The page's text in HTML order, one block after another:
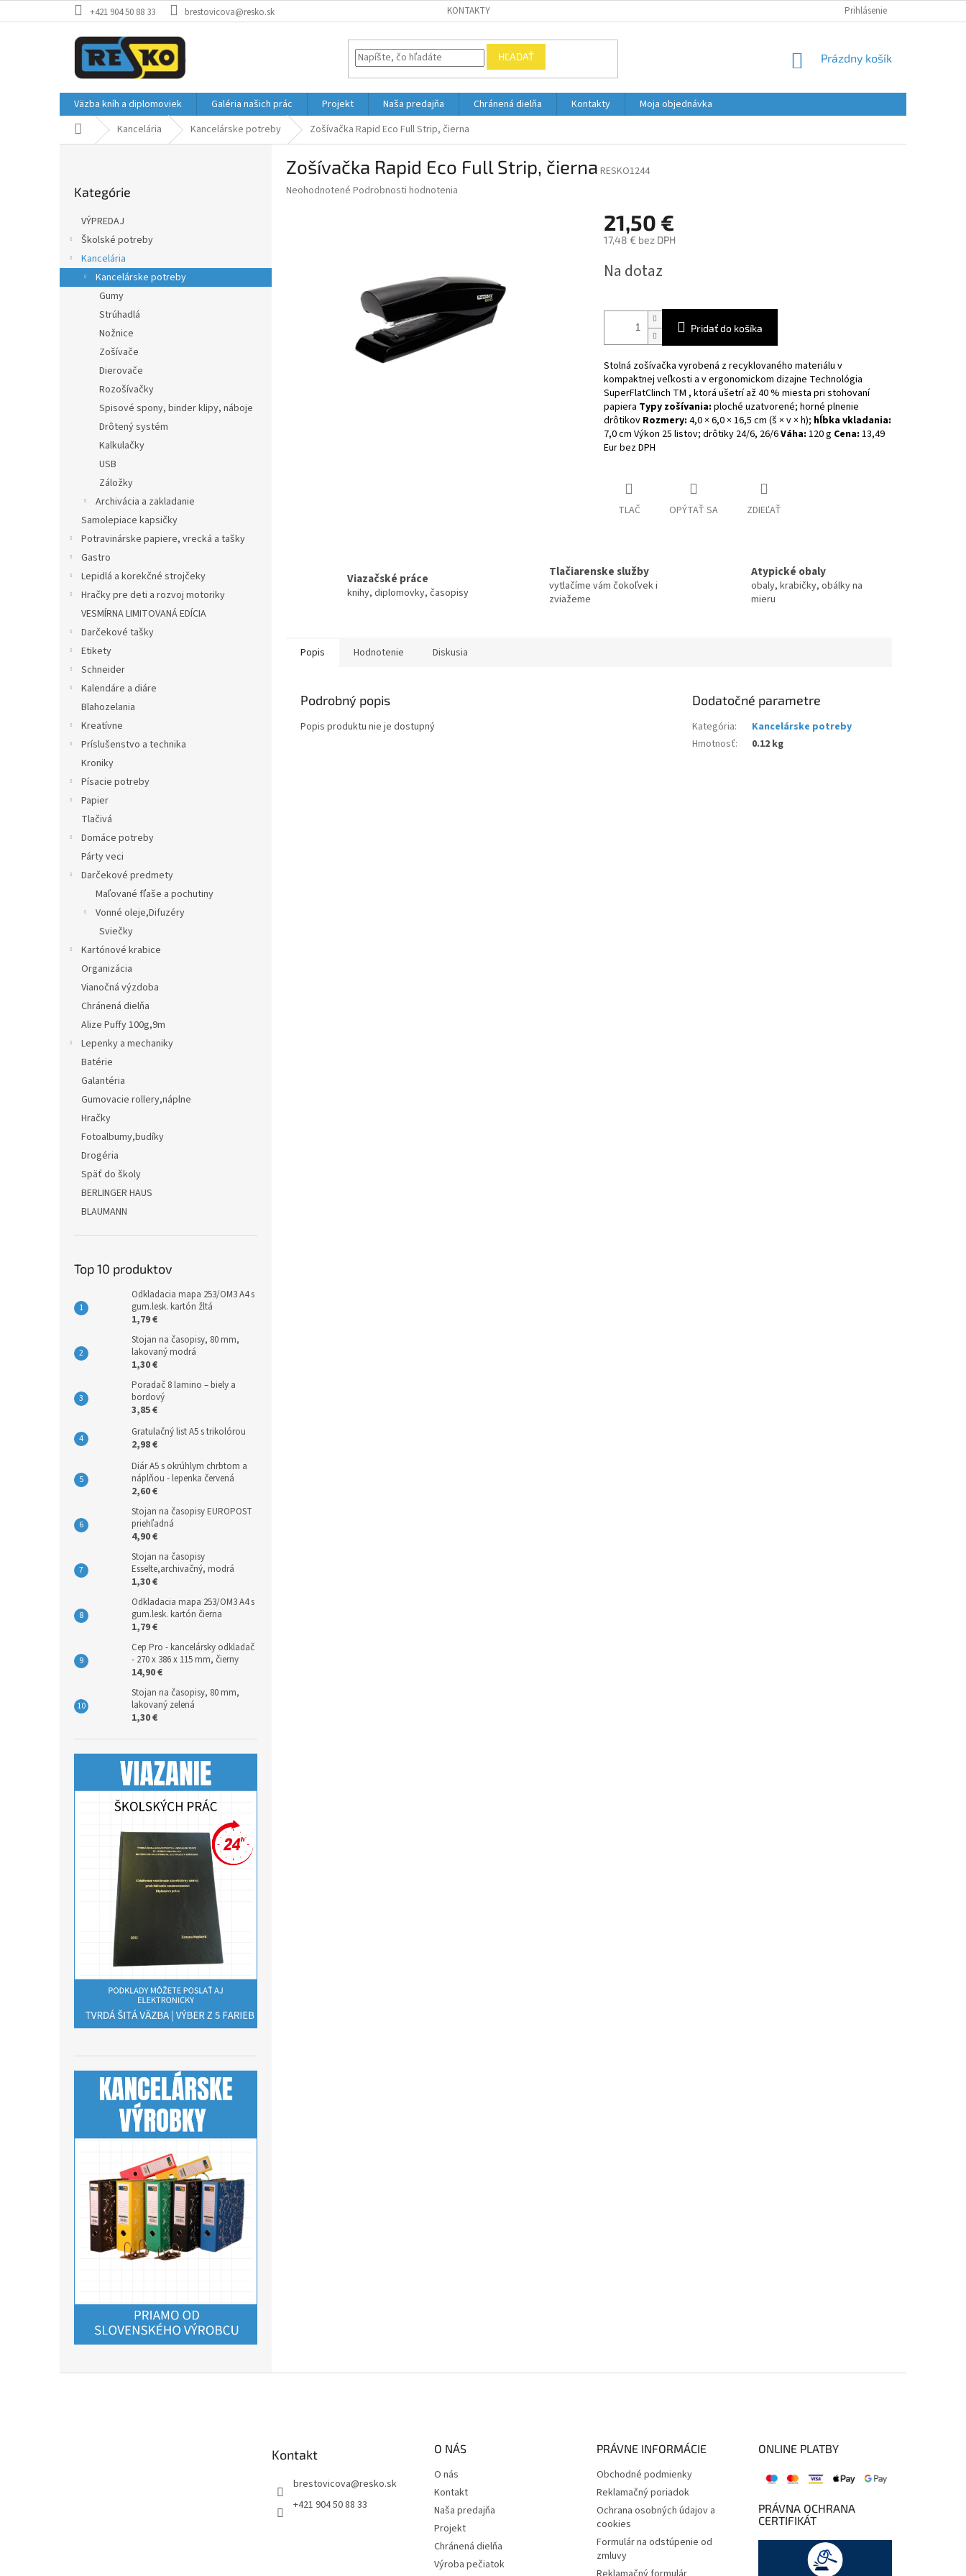
na
+421 904 50 88 33 brestovicova@resko.sk KONTAKTY Prihlásenie
HĽADAŤ
NÁKUPNÝ
Prázdny košík
Väzba kníh a diplomoviek Galéria našich prác Projekt Naša predajňa Chránená dielňa Kontakty
Moja objednávka
DomovKancelária Kancelárske potreby Zošívačka Rapid Eco Full Strip, čierna
kategórie
Kategórie
VÝPREDAJ
Školské potreby
Kancelária
Kancelárske potreby
Gumy
Strúhadlá
Nožnice
Zošívače
Dierovače
Rozošívačky
Spisové spony, binder klipy, náboje
Drôtený systém
Kalkulačky
USB
Záložky
Archivácia a zakladanie
Samolepiace kapsičky
Potravinárske papiere, vrecká a tašky
Gastro
Lepidlá a korekčné strojčeky
Hračky pre deti a rozvoj motoriky
VESMÍRNA LIMITOVANÁ EDÍCIA
Darčekové tašky
Etikety
Schneider
Kalendáre a diáre
Blahozelania
Kreatívne
Príslušenstvo a technika
Kroniky
Písacie potreby
Papier
Tlačivá
Domáce potreby
Párty veci
Darčekové predmety
Maľované fľaše a pochutiny
Vonné oleje,Difuzéry
Sviečky
Kartónové krabice
Organizácia
Vianočná výzdoba
Chránená dielňa
Alize Puffy 100g,9m
Lepenky a mechaniky
Batérie
Galantéria
Gumovacie rollery,náplne
Hračky
Fotoalbumy,budíky
Drogéria
Späť do školy
BERLINGER HAUS
BLAUMANN
Top 10 produktov
Odkladacia mapa 253/OM3 A4 s
gum.lesk. kartón žltá
1,79 €
Stojan na časopisy, 80 mm,
lakovaný modrá
1,30 €
Poradač 8 lamino – biely a
bordový
3,85 €
Gratulačný list A5 s trikolórou
2,98 €
Diár A5 s okrúhlym chrbtom a
náplňou - lepenka červená
2,60 €
Stojan na časopisy EUROPOST
priehľadná
4,90 €
Stojan na časopisy
Esselte,archivačný, modrá
1,30 €
Odkladacia mapa 253/OM3 A4 s
gum.lesk. kartón čierna
1,79 €
Cep Pro - kancelársky odkladač
- 270 x 386 x 115 mm, čierny
14,90 €
Stojan na časopisy, 80 mm,
lakovaný zelená
1,30 €
Zošívačka Rapid Eco Full Strip, čierna RESKO1244
Priemerné
Neohodnotené Podrobnosti hodnotenia
21,50 €
17,48 € bez DPH
cena:
Na dotaz
Pridať do košíka
Stolná zošívačka vyrobená z recyklovaného materiálu v
kompaktnej veľkosti a v ergonomickom dizajne Technológia
SuperFlatClinch TM , ktorá ušetrí až 40 % miesta pri stohovaní
papiera Typy zošívania: ploché uzatvorené; horné plnenie
drôtikov Rozmery: 4,0 × 6,0 × 16,5 cm (š × v × h); hĺbka vkladania:
7,0 cm Výkon 25 listov; drôtiky 24/6, 26/6Váha: 120 g Cena: 13,49
Eur bez DPH
TLAČ OPÝTAŤ SA ZDIEĽAŤ
Viazačské práce
knihy, diplomovky, časopisy
Tlačiarenske služby
vytlačíme vám čokoľvek i
zviažeme
Atypické obaly
obaly, krabičky, obálky na
mieru
Popis Hodnotenie Diskusia
Podrobný popis
Popis produktu nie je dostupný
Dodatočné parametre
Kategória:
Kancelárske potreby
Hmotnosť: 0.12 kg
Kontakt
brestovicova@resko.sk
+421 904 50 88 33
O NÁS
O nás
Kontakt
Naša predajňa
Projekt
Chránená dielňa
Výroba pečiatok
PRÁVNE INFORMÁCIE
Obchodné podmienky
Reklamačný poriadok
Ochrana osobných údajov a
cookies
Formulár na odstúpenie od
zmluvy
ONLINE PLATBY
PRÁVNA OCHRANA
CERTIFIKÁT